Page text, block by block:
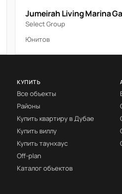
Jumeirah Living Marina
Select Group
Юнитов
КУПИТЬ
Все объекты
Районы
Купить квартиру в Дубае
Купить виллу
Купить таунхаус
Off-plan
Каталог объектов